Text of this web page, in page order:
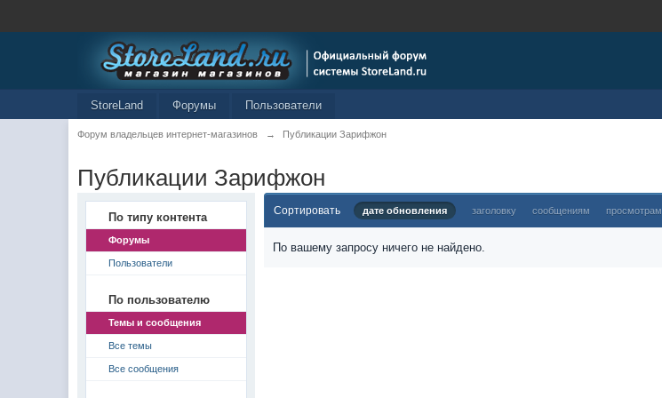
StoreLand Форумы Пользователи
Форум владельцев интернет-магазинов → Публикации Зарифжон
Публикации Зарифжон
По типу контента
Форумы
Пользователи
По пользователю
Темы и сообщения
Все темы
Все сообщения
Сортировать дате обновления заголовку сообщениям просмотрам
По вашему запросу ничего не найдено.